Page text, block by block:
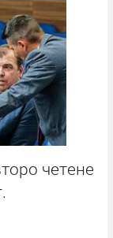
четене